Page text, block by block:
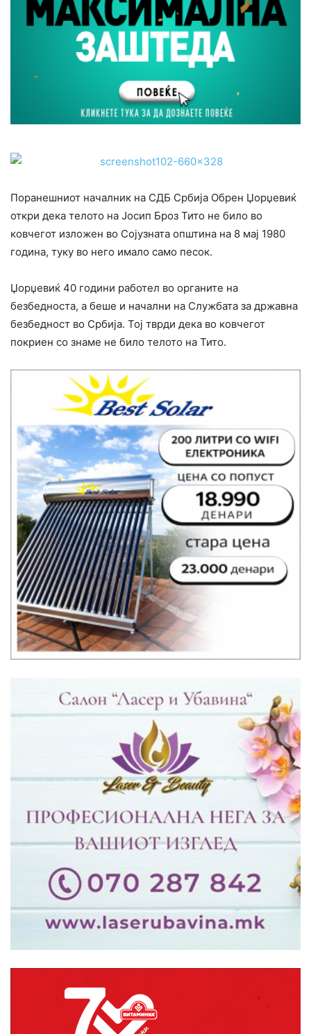
Поранешниот началник на СДБ Србија Обрен Џорџевиќ
откри дека телото на Јосип Броз Тито не било во
ковчегот изложен во Сојузната општина на 8 мај 1980
година, туку во него имало само песок.
Џорџевиќ 40 години работел во органите на
безбедноста, а беше и начални на Службата за државна
безбедност во Србија. Тој тврди дека во ковчегот
покриен со знаме не било телото на Тито.